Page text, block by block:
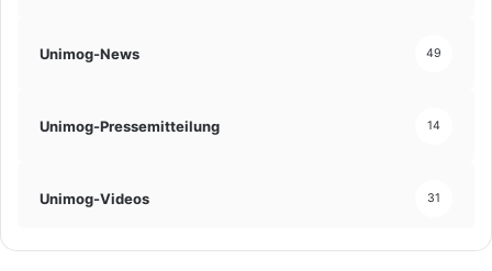
Unimog-News 49
Unimog-Pressemitteilung 14
Unimog-Videos 31